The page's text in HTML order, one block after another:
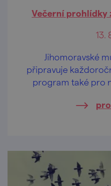
Večerní prohlídky
13.
Jihomoravské
připravuje
program také pro